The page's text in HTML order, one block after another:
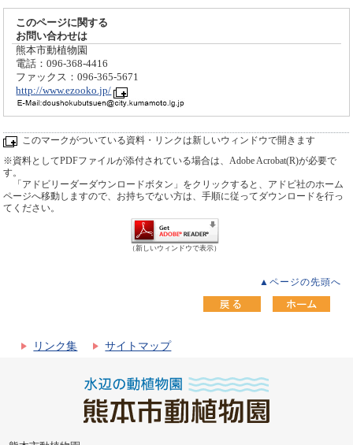
このページに関する
お問い合わせは
熊本市動植物園
電話：096-368-4416
ファックス：096-365-5671
http://www.ezooko.jp/
このマークがついている資料・リンクは新しいウィンドウで開きます
※資料としてPDFファイルが添付されている場合は、Adobe Acrobat(R)が必要で
す。
「アドビリーダーダウンロードボタン」をクリックすると、アドビ社のホーム
ページへ移動しますので、お持ちでない方は、手順に従ってダウンロードを行っ
てください。
（新しいウィンドウで表示）
▲ページの先頭へ
リンク集 サイトマップ